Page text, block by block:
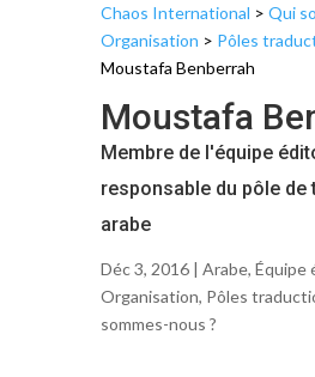
Chaos International > Qui
Organisation > Pôles
Moustafa Benberrah
Moustafa
Membre de l'équipe
responsable du pôle de
arabe
Déc 3, 2016 | Arabe, Équipe
Organisation, Pôles
sommes-nous ?